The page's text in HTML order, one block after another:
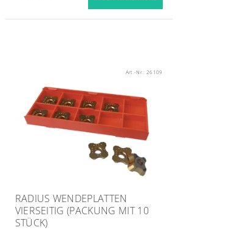
Art.-Nr.:26109
RADIUS WENDEPLATTEN
VIERSEITIG (PACKUNG MIT 10
STÜCK)